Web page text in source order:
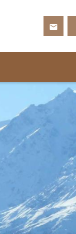
